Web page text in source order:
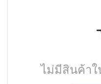
ไม่มีสินค้า